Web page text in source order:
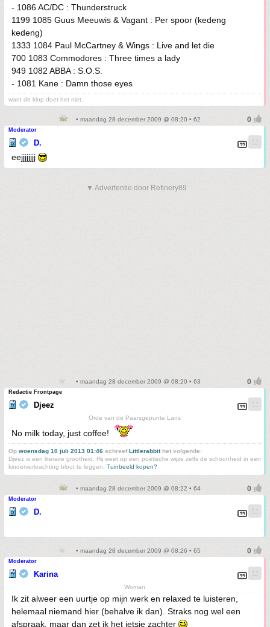
- 1086 AC/DC : Thunderstruck
1199 1085 Guus Meeuwis & Vagant : Per spoor (kedeng
kedeng)
1333 1084 Paul McCartney & Wings : Live and let die
700 1083 Commodores : Three times a lady
949 1082 ABBA : S.O.S.
- 1081 Kane : Damn those eyes
want de klop doet het niet.
• maandag 28 december 2009 @ 08:20 • 62
Moderator
D.
eejjjjjjjj
▼ Advertentie door Refinery89
• maandag 28 december 2009 @ 08:20 • 63
Redactie Frontpage
Djeez
Orde van de Paarsgepunte Lans
No milk today, just coffee!
Op woensdag 10 juli 2013 01:46 schreefLittlerabbithet volgende:
Djeez is een literaire grootheid. Hij weet op een poëtische wijze zelfs de schoonheid in een
kinderverkrachting bloot te leggen. Tuinbeeld kopen?
• maandag 28 december 2009 @ 08:22 • 64
Moderator
D.
• maandag 28 december 2009 @ 08:26 • 65
Moderator
Karina
Woman
Ik zit alweer een uurtje op mijn werk en relaxed te luisteren,
helemaal niemand hier (behalve ik dan). Straks nog wel een
afspraak, maar dan zet ik het ietsje zachter